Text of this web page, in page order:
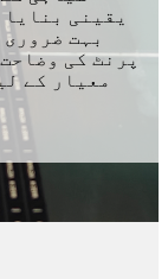
یقینی
بہت
پرنٹ کی
معیار کے